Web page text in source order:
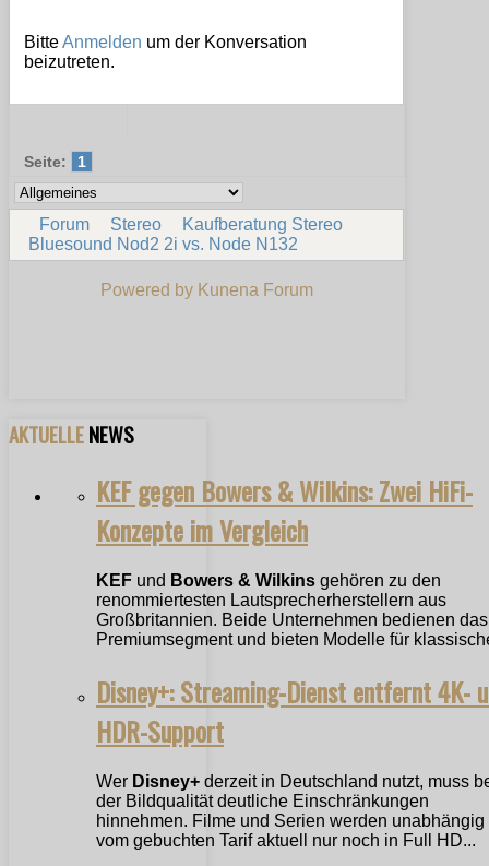
BitteAnmelden um der Konversation
beizutreten.
Seite: 1
Forum Stereo
Kaufberatung Stereo
Bluesound Nod2 2i vs. Node N132
Powered by Kunena Forum
AKTUELLENEWS
KEF gegen Bowers & Wilkins: Zwei HiFi-
Konzepte im Vergleich
KEF und Bowers & Wilkins gehören zu den
renommiertesten Lautsprecherherstellern aus
Großbritannien. Beide Unternehmen bedienen das
Premiumsegment und bieten Modelle für
Disney+: Streaming-Dienst entfernt 4K-
HDR-Support
Wer Disney+ derzeit in Deutschland nutzt, muss
der Bildqualität deutliche Einschränkungen
hinnehmen. Filme und Serien werden unabhängig
vom gebuchten Tarif aktuell nur noch in Full HD...